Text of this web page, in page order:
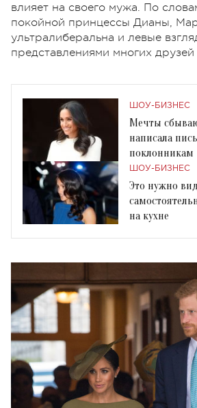
влияет на своего мужа. По
покойной принцессы Дианы,
ультралиберальна и левые
представлениями многих
ШОУ-БИЗНЕС
Мечты
написала
поклонникам
ШОУ-БИЗНЕС
Это нужно
на кухне